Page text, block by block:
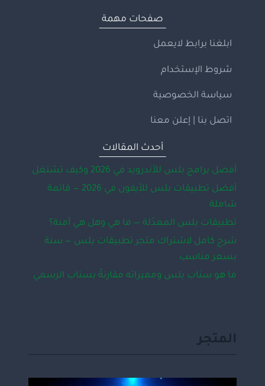
صفحات مهمة
ابلغنا برابط لايعمل
شروط الإستخدام
سياسة الخصوصية
اتصل بنا | إعلن معنا
أحدث المقالات
أفضل برامج بلس للأندرويد في 2026 وكيف تشتغل
أفضل تطبيقات بلس للأيفون في 2026 — قائمة
شاملة
تطبيقات بلس المعدّلة — ما هي وهل هي آمنة؟
شرح كامل لاشتراك متجر تطبيقات بلس — سنة
بسعر مناسب
ما هو سناب بلس ومميزاته مقارنةً بسناب الرسمي
المتجر